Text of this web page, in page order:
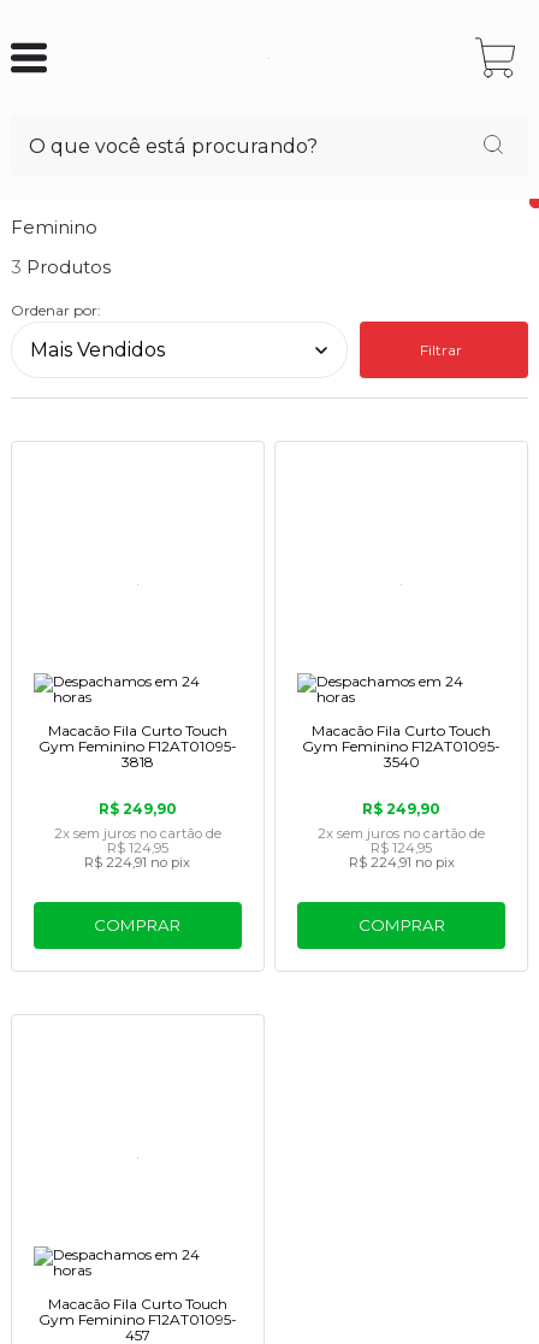
Feminino
3
Ordenar por:
Filtrar
Macacão Fila Curto Touch
Gym Feminino F12AT01095-
3818
R$ 249,90
2x sem juros no cartãode
R$ 124,95
R$ 224,91 no pix
COMPRAR
Macacão Fila Curto Touch
Gym Feminino F12AT01095-
3540
R$ 249,90
2x sem juros no cartão de
R$ 124,95
R$ 224,91 no pix
COMPRAR
Macacão Fila Curto Touch
Gym Feminino F12AT01095-
457